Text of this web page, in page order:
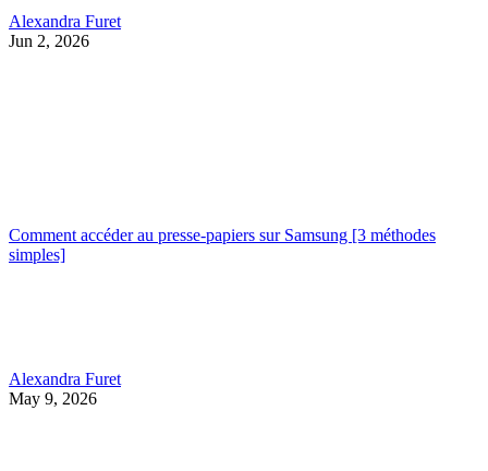
Alexandra Furet
Jun 2, 2026
Comment accéder au presse-papiers sur Samsung [3 méthodes
simples]
Alexandra Furet
May 9, 2026